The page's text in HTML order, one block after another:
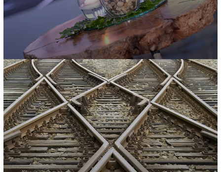
Gestión de medios
Desarrollamos estrategias de comunicación que posicionan a…